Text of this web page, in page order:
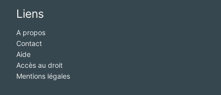
Liens
A propos
Contact
Aide
Accès au droit
Mentions légales